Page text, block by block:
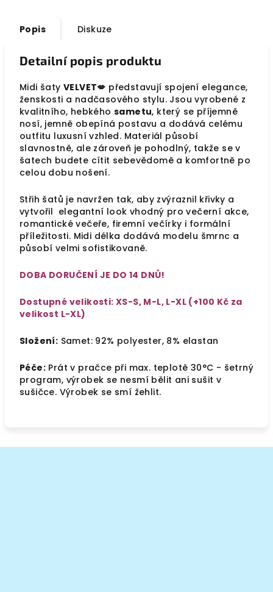
Popis Diskuze
Detailní popis produktu
Midi šaty VELVET💋 představují spojení elegance,
ženskosti a nadčasového stylu. Jsou vyrobené z
kvalitního, hebkého sametu, který se příjemně
nosí, jemně obepíná postavu a dodává celému
outfitu luxusní vzhled. Materiál působí
slavnostně, ale zároveň je pohodlný, takže se v
šatech budete cítit sebevědomě a komfortně po
celou dobu nošení.
Střih šatů je navržen tak, aby zvýraznil křivky a
vytvořil elegantní look vhodný pro večerní akce,
romantické večeře, firemní večírky i formální
příležitosti. Midi délka dodává modelu šmrnc a
působí velmi sofistikovaně.
DOBA DORUČENÍ JE DO 14 DNŮ!
Dostupné velikosti: XS-S, M-L, L-XL (+100 Kč za
velikost L-XL)
Složení: Samet: 92% polyester, 8% elastan
Péče: Prát v pračce při max. teplotě 30°C - šetrný
program, výrobek se nesmí bělit ani sušit v
sušičce. Výrobek se smí žehlit.